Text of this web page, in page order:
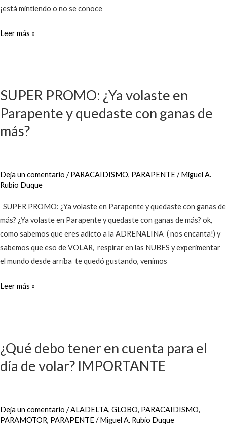
¡está mintiendo o no se conoce
Leer más »
SUPER PROMO: ¿Ya volaste en
Parapente y quedaste con ganas de
más?
Deja un comentario /PARACAIDISMO, PARAPENTE/Miguel A.
Rubio Duque
SUPER PROMO: ¿Ya volaste en Parapente y quedaste con ganas de
más? ¿Ya volaste en Parapente y quedaste con ganas de más? ok,
como sabemos que eres adicto a la ADRENALINA ( nos encanta!) y
sabemos que eso de VOLAR, respirar en las NUBES y experimentar
el mundo desde arriba te quedó gustando, venimos
¿Ya
volaste
Parapente
con
de
más?
Leer más »
¿Qué debo tener en cuenta para el
día de volar? IMPORTANTE
Deja un comentario /ALADELTA, GLOBO, PARACAIDISMO,
PARAMOTOR, PARAPENTE/Miguel A. Rubio Duque
tener
en
día